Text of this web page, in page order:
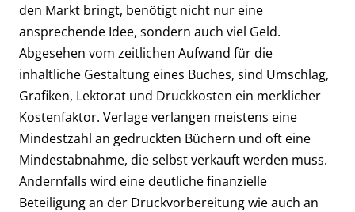
den Markt bringt, benötigt nicht nur eine
ansprechende Idee, sondern auch viel Geld.
Abgesehen vom zeitlichen Aufwand für die
inhaltliche Gestaltung eines Buches, sind Umschlag,
Grafiken, Lektorat und Druckkosten ein merklicher
Kostenfaktor. Verlage verlangen meistens eine
Mindestzahl an gedruckten Büchern und oft eine
Mindestabnahme, die selbst verkauft werden muss.
Andernfalls wird eine deutliche finanzielle
Beteiligung an der Druckvorbereitung wie auch an